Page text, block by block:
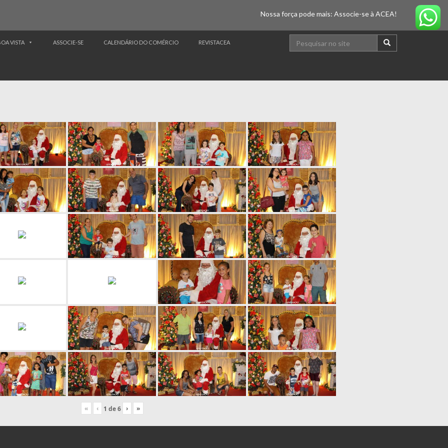
Nossa força pode mais: Associe-se à ACEA!
VISTA ASSOCIE-SE CALENDÁRIO DO COMÉRCIO REVISTACEA
« ‹ 1 de6 › »